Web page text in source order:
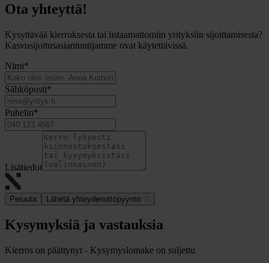
Ota yhteyttä!
Kysyttävää kierroksesta tai listaamattomiin yrityksiin sijoittamisesta?
Kasvusijoitusasiantuntijamme ovat käytettävissä.
Nimi*
Sähköposti*
Puhelin*
Lisätiedot
Peruuta Lähetä yhteydenottopyyntö
Kysymyksiä ja vastauksia
Kierros on päättynyt - Kysymyslomake on suljettu